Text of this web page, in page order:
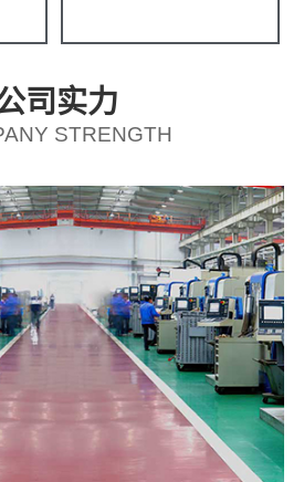
司实力
STRENGTH